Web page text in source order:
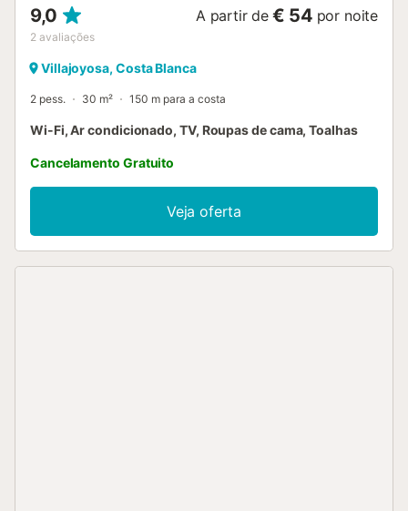
9,0
2 avaliações
A partir de € 54 por noite
Villajoyosa, Costa Blanca
2 pess. 30 m² 150 m para a costa
Wi-Fi, Ar condicionado, TV, Roupas de cama, Toalhas
Cancelamento Gratuito
Veja oferta